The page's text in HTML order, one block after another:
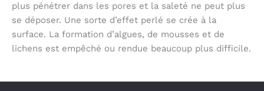
plus pénétrer dans les pores et la saleté ne peut plus
se déposer. Une sorte d’effet perlé se crée à la
surface. La formation d’algues, de mousses et de
lichens est empêché ou rendue beaucoup plus difficile.